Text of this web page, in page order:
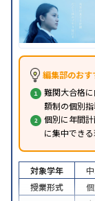
編集部のおす
難関大合格
額制の個別
個別に年間
に集中でき
対象学年
授業形式